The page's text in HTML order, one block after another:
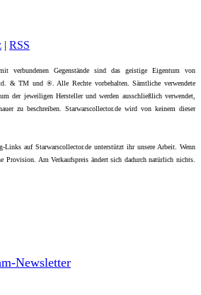
| RSS
verbundenen Gegenstände sind das geistige Eigentum von
& TM und ®. Alle Rechte vorbehalten. Sämtliche verwendete
der jeweiligen Hersteller und werden ausschließlich verwendet,
zu beschreiben. Starwarscollector.de wird von keinem dieser
auf Starwarscollector.de unterstützt ihr unsere Arbeit. Wenn
Provision. Am Verkaufspreis ändert sich dadurch natürlich nichts.
Newsletter